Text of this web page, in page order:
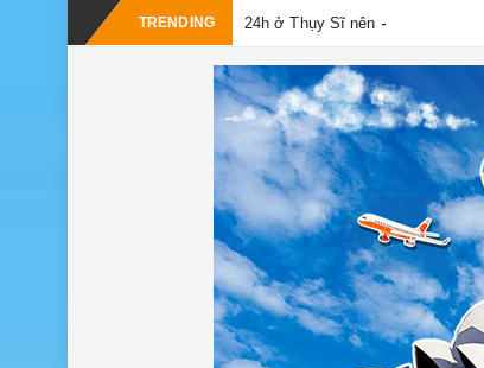
TRENDING 24h ở Thụy Sĩ nên đi đâu, chơi gì?